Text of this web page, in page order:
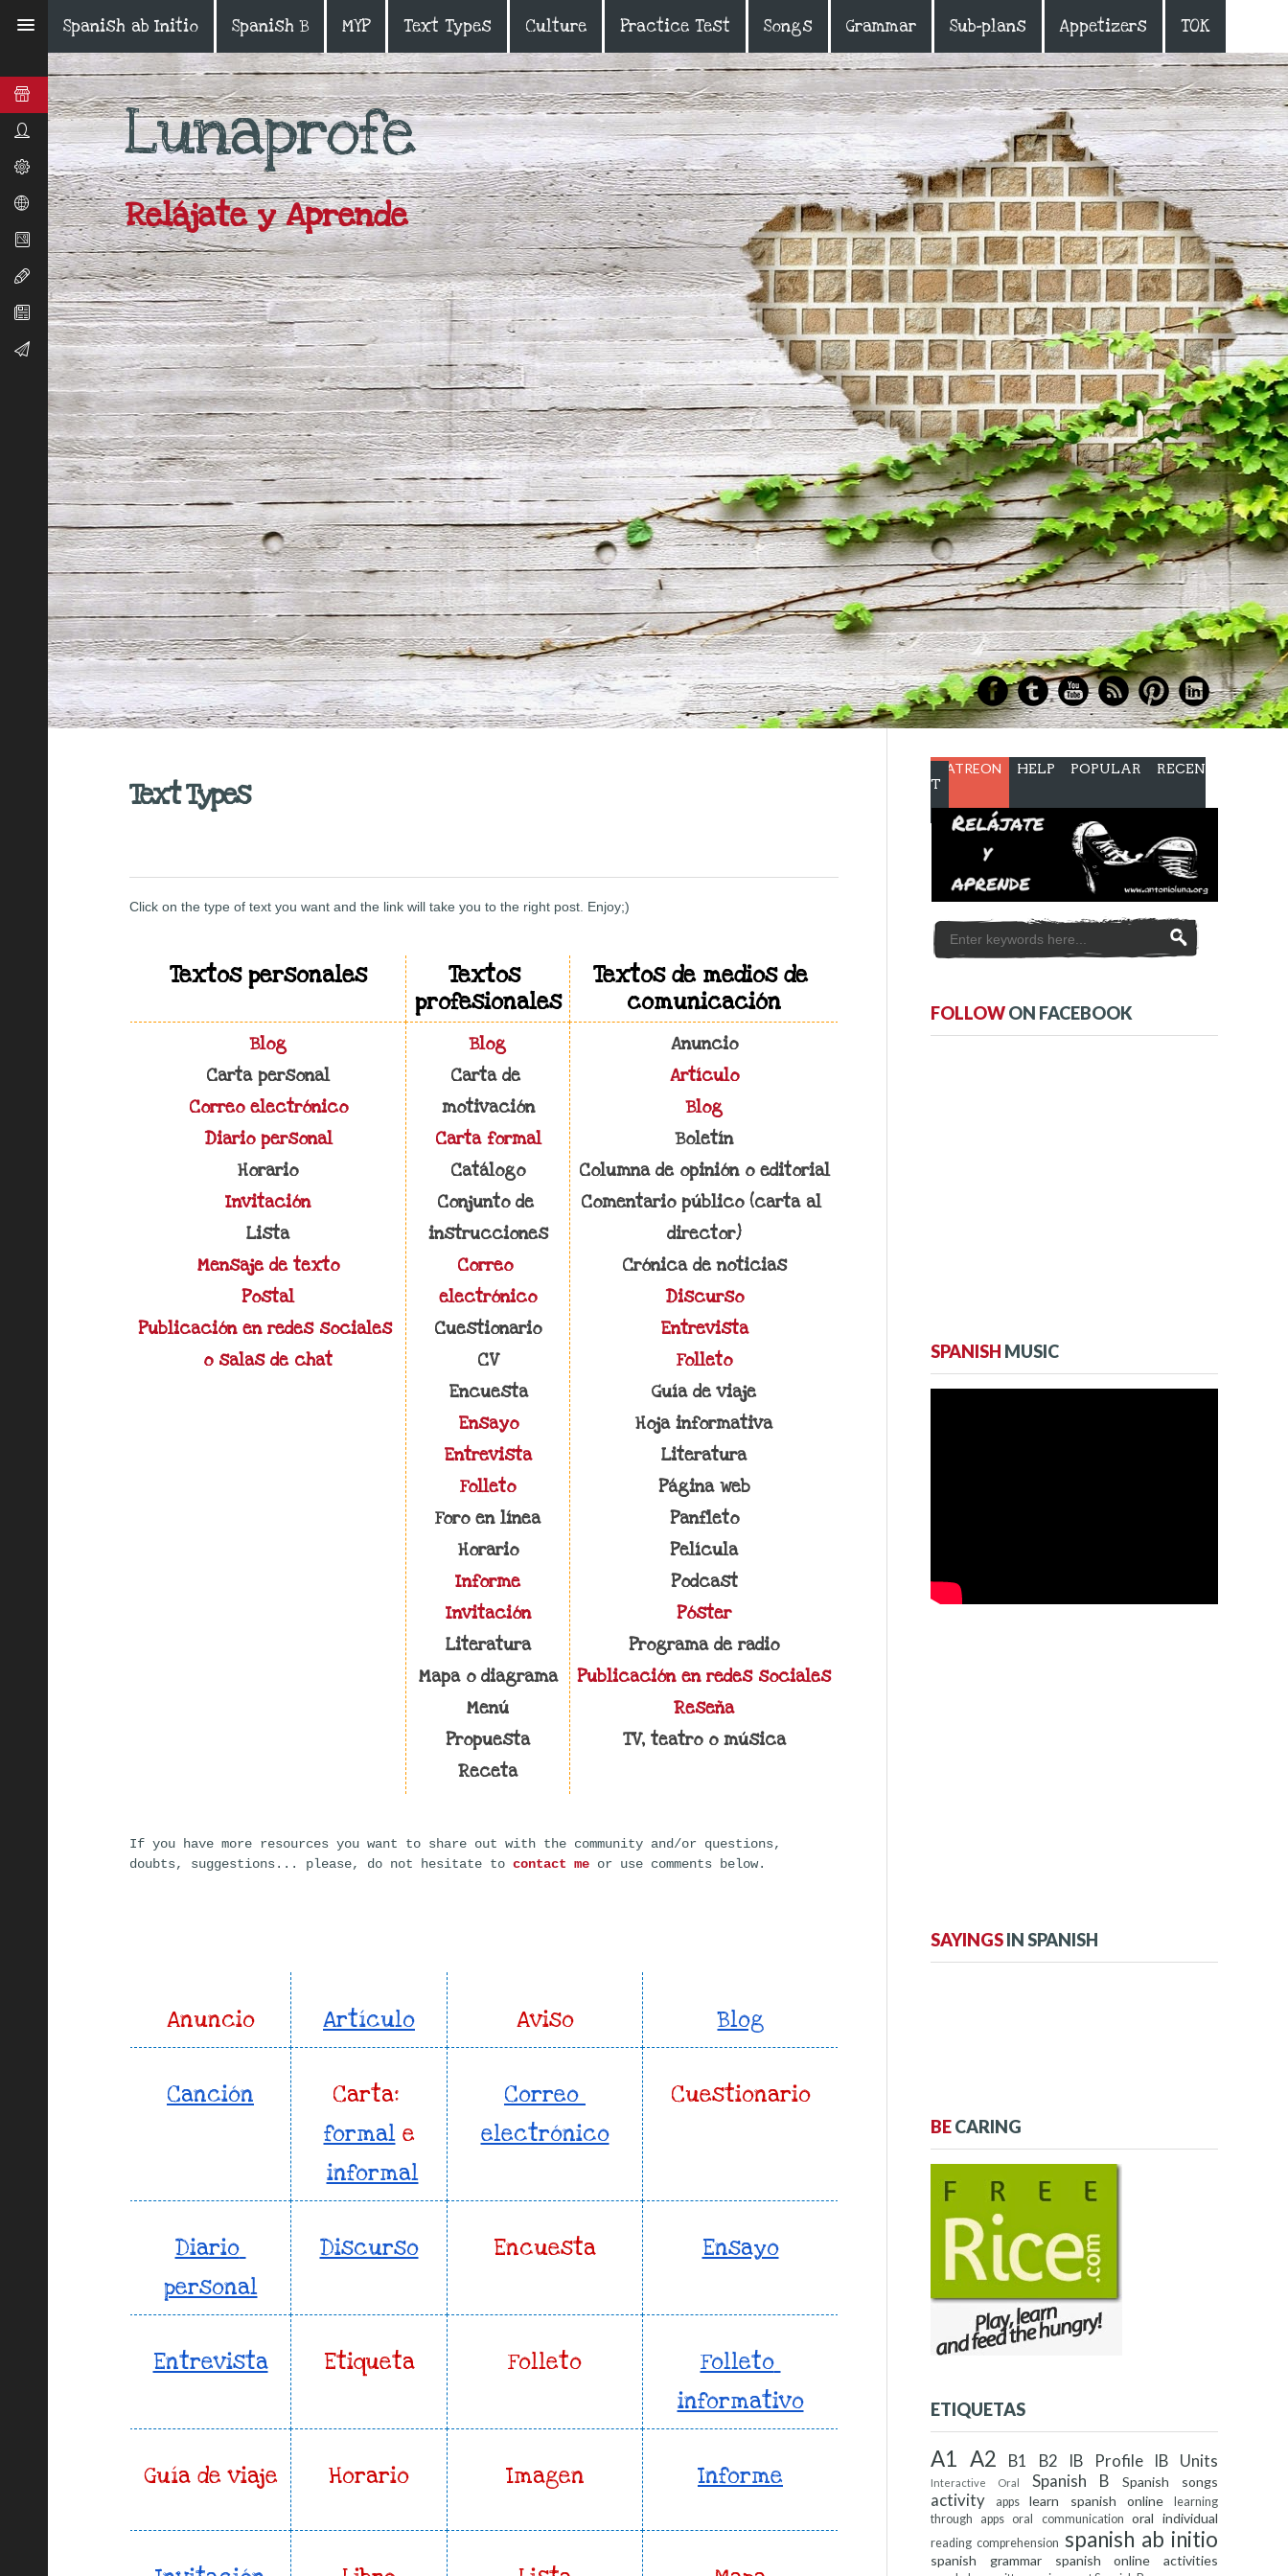
Spanish ab Initio Spanish B MYP Text Types Culture Practice Test Songs Grammar Sub-plans Appetizers TOK
Lunaprofe
Relájate y Aprende
Text Types
Click on the type of text you want and the link will take you to the right post. Enjoy;)
Textos personales
Textos
profesionales
Textos de medios de
comunicación
Blog
Carta personal
Correo electrónico
Diario personal
Horario
Invitación
Lista
Mensaje de texto
Postal
Publicación en redes sociales
o salas de chat
Blog
Carta de
motivación
Carta formal
Catálogo
Conjunto de
instrucciones
Correo
electrónico
Cuestionario
CV
Encuesta
Ensayo
Entrevista
Folleto
Foro en línea
Horario
Informe
Invitación
Literatura
Mapa o diagrama
Menú
Propuesta
Receta
Anuncio
Artículo
Blog
Boletín
Columna de opinión o editorial
Comentario público (carta al
director)
Crónica de noticias
Discurso
Entrevista
Folleto
Guía de viaje
Hoja informativa
Literatura
Página web
Panfleto
Película
Podcast
Póster
Programa de radio
Publicación en redes sociales
Reseña
TV, teatro o música
If you have more resources you want to share out with the community and/or questions,
doubts, suggestions... please, do not hesitate to contact me or use comments below.
Anuncio Artículo Aviso Blog
Canción
formal e
informal
Correo
electrónico
Cuestionario
Diario
personal
Discurso Encuesta Ensayo
Entrevista Etiqueta Folleto
Folleto
informativo
Guía de viaje Horario Imagen Informe
PATREON HELP POPULAR
RECEN
T
FOLLOWON FACEBOOK
SPANISH MUSIC
SAYINGSIN SPANISH
BECARING
ETIQUETAS
A1 A2 B1 B2 IB Profile IB Units
Interactive Oral Spanish B Spanish songs
activity apps learn spanish online
learning
through apps oral communication oral individual
reading comprehension spanish ab initio
spanish grammar spanish online activities